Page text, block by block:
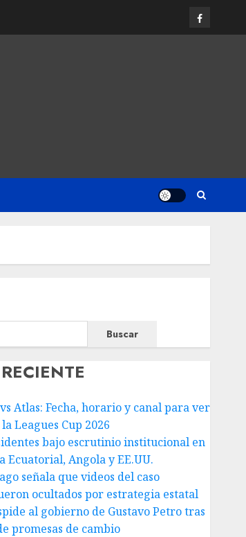
Buscar
Atlas: Fecha, horario y canal para ver
Leagues Cup 2026
bajo escrutinio institucional en
Ecuatorial, Angola y EE.UU.
señala que videos del caso
ocultados por estrategia estatal
al gobierno de Gustavo Petro tras
promesas de cambio